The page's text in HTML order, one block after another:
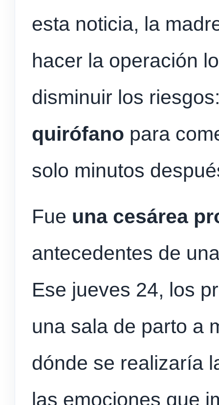
esta noticia, la
hacer la operación
disminuir los
quirófano para
solo minutos
Fue una cesárea
antecedentes de
Ese jueves 24, los
una sala de parto a
dónde se realizaría
las emociones que